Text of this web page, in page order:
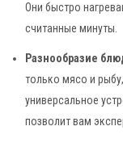
Они быстро
считанные минуты.
Разнообразие
только мясо и
универсальное
позволит вам